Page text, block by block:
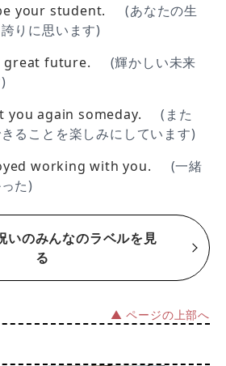
your student.
(あなたの生
りに思います)
great future.
(輝かしい未来
you again someday.
(また
ることを楽しみにしています)
working with you.
(一緒
た)
いのみんなのラベルを見
る
▲ ページの上部へ